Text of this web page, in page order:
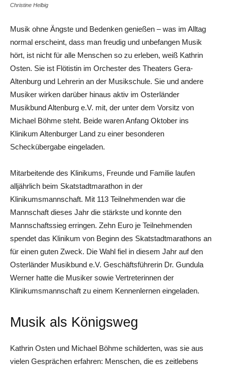
Christine Helbig
Musik ohne Ängste und Bedenken genießen – was im Alltag
normal erscheint, dass man freudig und unbefangen Musik
hört, ist nicht für alle Menschen so zu erleben, weiß Kathrin
Osten. Sie ist Flötistin im Orchester des Theaters Gera-
Altenburg und Lehrerin an der Musikschule. Sie und andere
Musiker wirken darüber hinaus aktiv im Osterländer
Musikbund Altenburg e.V. mit, der unter dem Vorsitz von
Michael Böhme steht. Beide waren Anfang Oktober ins
Klinikum Altenburger Land zu einer besonderen
Scheckübergabe eingeladen.
Mitarbeitende des Klinikums, Freunde und Familie laufen
alljährlich beim Skatstadtmarathon in der
Klinikumsmannschaft. Mit 113 Teilnehmenden war die
Mannschaft dieses Jahr die stärkste und konnte den
Mannschaftssieg erringen. Zehn Euro je Teilnehmenden
spendet das Klinikum von Beginn des Skatstadtmarathons an
für einen guten Zweck. Die Wahl fiel in diesem Jahr auf den
Osterländer Musikbund e.V. Geschäftsführerin Dr. Gundula
Werner hatte die Musiker sowie Vertreterinnen der
Klinikumsmannschaft zu einem Kennenlernen eingeladen.
Musik als Königsweg
Kathrin Osten und Michael Böhme schilderten, was sie aus
vielen Gesprächen erfahren: Menschen, die es zeitlebens